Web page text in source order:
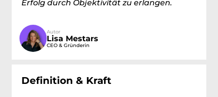
Erfolg durch Objektivität zu erlangen.
Autor
Lisa Mestars
CEO & Gründerin
Definition & Kraft